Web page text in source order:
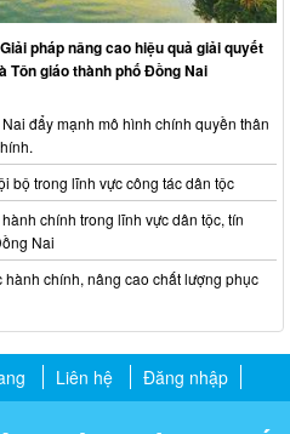
pháp nâng cao hiệu quả giải quyết
Tôn giáo thành phố Đồng Nai
đẩy mạnh mô hình chính quyền thân
bộ trong lĩnh vực công tác dân tộc
chính trong lĩnh vực dân tộc, tín
Nai
chính, nâng cao chất lượng phục
Liên hệ Đăng nhập